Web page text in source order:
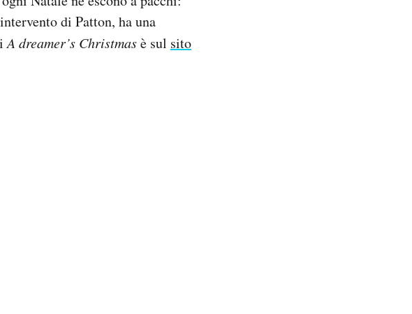
di Patton, ha una
A dreamer’s Christmasè sul sito